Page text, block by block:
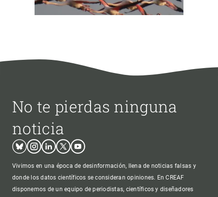
No te pierdas ninguna
noticia
BlueskyInstagram
LinkedinTwitterYoutube
Vivimos en una época de desinformación, llena de noticias falsas y
donde los datos científicos se consideran opiniones. En CREAF
disponemos de un equipo de periodistas, científicos y diseñadores